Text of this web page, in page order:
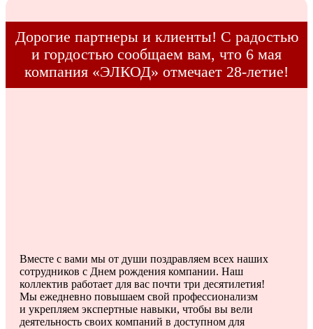
Дорогие партнеры и клиенты! С радостью
и гордостью сообщаем вам, что 6 мая
компания «ЭЛКОД» отмечает 28-летие!
Вместе с вами мы от души поздравляем всех наших
сотрудников с Днем рождения компании. Наш
коллектив работает для вас почти три десятилетия!
Мы ежедневно повышаем свой профессионализм
и укрепляем экспертные навыки, чтобы вы вели
деятельность своих компаний в доступном для